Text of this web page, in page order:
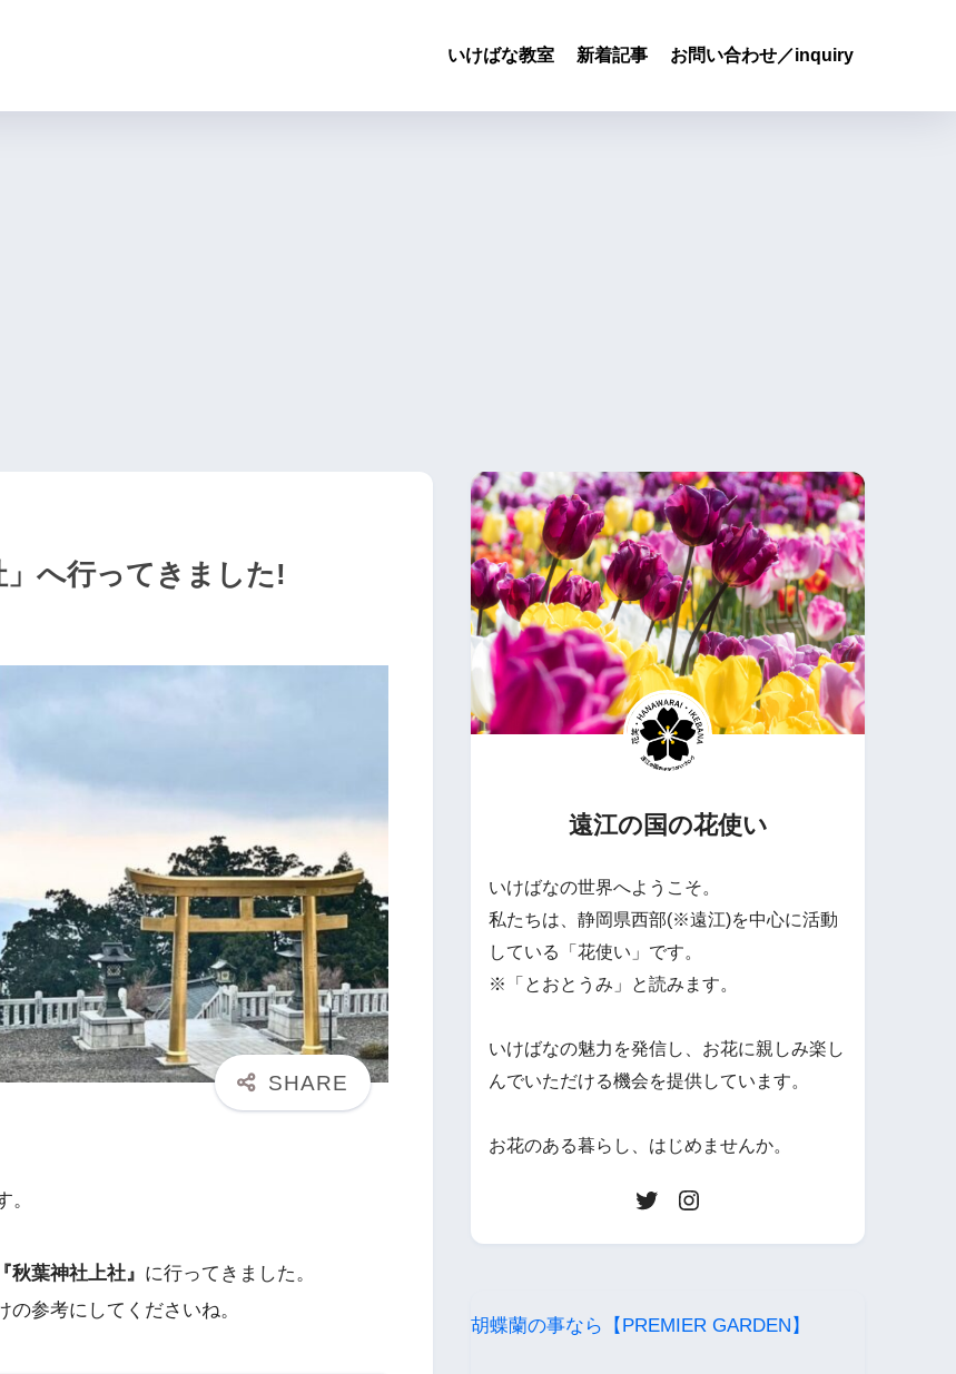
いけばな教室 新着記事 お問い合わせ／inquiry
へ行ってきました!
。
『秋葉神社上社』 に行ってきました。
参考にしてくださいね。
遠江の国の花使い
いけばなの世界へようこそ。
私たちは、静岡県西部(※遠江)を中心に活動
している「花使い」です。
※「とおとうみ」と読みます。
いけばなの魅力を発信し、お花に親しみ楽し
んでいただける機会を提供しています。
お花のある暮らし、はじめませんか。
胡蝶蘭の事なら【PREMIER GARDEN】